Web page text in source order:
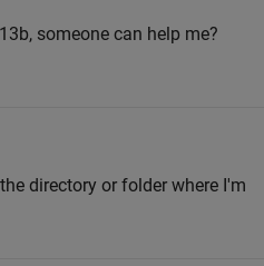
someone can help me?
directory or folder where I'm